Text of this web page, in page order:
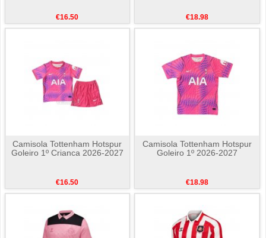
€16.50 €18.98
Camisola Tottenham Hotspur
Goleiro 1º Crianca 2026-2027
€16.50
Camisola Tottenham Hotspur
Goleiro 1º 2026-2027
€18.98